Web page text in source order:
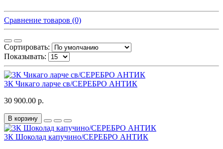
Сравнение товаров (0)
Сортировать:
Показывать:
3К Чикаго ларче св/СЕРЕБРО АНТИК
30 900.00 р.
В корзину
3К Шоколад капучино/СЕРЕБРО АНТИК